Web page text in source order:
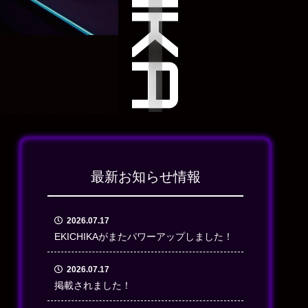
最新お知らせ情報
2026.07.17
EKICHIKAがまたパワーアップしました！
2026.07.17
掲載されました！